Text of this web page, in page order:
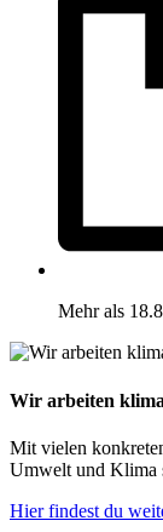
Mehr als
Wir arbeiten
Mit vielen
Umwelt und Klima
Hier findest du